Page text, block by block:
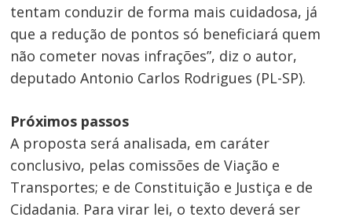
tentam conduzir de forma mais cuidadosa, já
que a redução de pontos só beneficiará quem
não cometer novas infrações”, diz o autor,
deputado Antonio Carlos Rodrigues (PL-SP).
Próximos passos
A proposta será analisada, em caráter
conclusivo, pelas comissões de Viação e
Transportes; e de Constituição e Justiça e de
Cidadania. Para virar lei, o texto deverá ser